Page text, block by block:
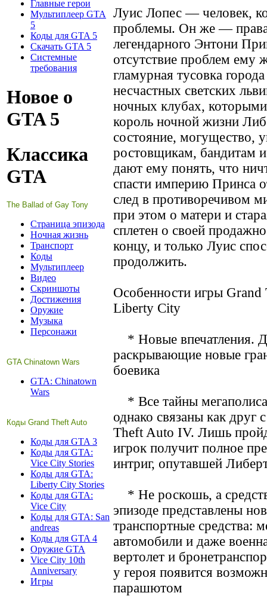
Главные герои
Мультиплеер GTA
5
Коды для GTA 5
Скачать GTA 5
Системные
требования
Новое о
GTA 5
Классика
GTA
The Ballad of Gay Tony
Страница эпизода
Ночная жизнь
Транспорт
Коды
Мультиплеер
Видео
Скриншоты
Достижения
Оружие
Музыка
Персонажи
GTA Chinatown Wars
GTA: Chinatown
Wars
Коды Grand Theft Auto
Коды для GTA 3
Коды для GTA:
Vice City Stories
Коды для GTA:
Liberty City Stories
Коды для GTA:
Vice City
Коды для GTA: San
andreas
Коды для GTA 4
Оружие GTA
Vice City 10th
Anniversary
Игры
Луис Лопес — человек,
проблемы. Он же —
легендарного Энтони
отсутствие проблем ему
гламурная тусовка
несчастных светских
ночных клубах,
король ночной жизни
состояние, могущество,
ростовщикам, бандитам
дают ему понять, что
спасти империю Принса
след в противоречивом
при этом о матери и
сплетен о своей
концу, и только Луис
продолжить.
Особенности игры
Liberty City
* Новые впечатления.
раскрывающие новые
боевика
* Все тайны
однако связаны как друг
Theft Auto IV. Лишь
игрок получит полное
интриг, опутавшей
* Не роскошь, а
эпизоде представлены
транспортные средства:
автомобили и даже
вертолет и
у героя появится
парашютом